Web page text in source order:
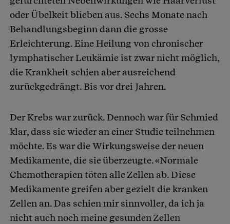
oder Übelkeit blieben aus. Sechs Monate nach
Behandlungsbeginn dann die grosse
Erleichterung. Eine Heilung von chronischer
lymphatischer Leukämie ist zwar nicht möglich,
die Krankheit schien aber ausreichend
zurückgedrängt. Bis vor drei Jahren.
Der Krebs war zurück. Dennoch war für Schmied
klar, dass sie wieder an einer Studie teilnehmen
möchte. Es war die Wirkungsweise der neuen
Medikamente, die sie überzeugte. «Normale
Chemotherapien töten alle Zellen ab. Diese
Medikamente greifen aber gezielt die kranken
Zellen an. Das schien mir sinnvoller, da ich ja
nicht auch noch meine gesunden Zellen